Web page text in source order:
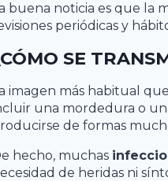
buena noticia es que la
periódicas y
SE
imagen más habitual
una mordedura o
de formas
hecho, muchas
de heridas ni